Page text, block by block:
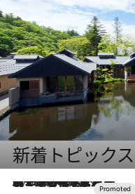
新着トピック
2026.8.7
【トンボの足水浴】ヒノキの香りに包まれて涼感マックス！約13℃の湧水かけ流しを避暑地「星野温泉 トンボの湯」で体験